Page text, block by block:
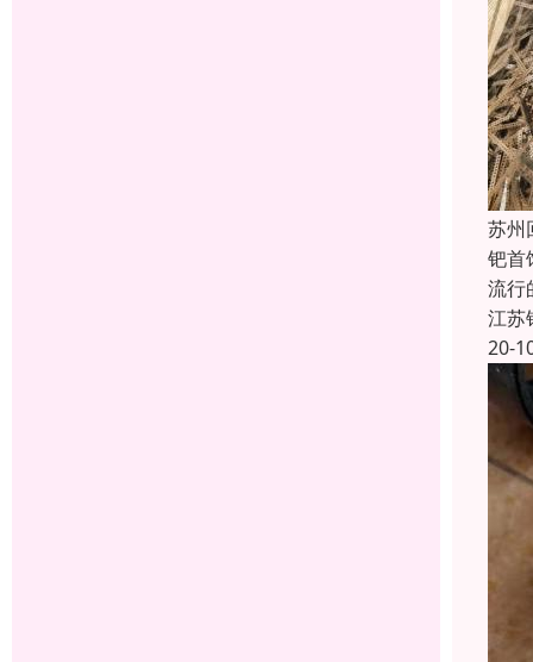
苏州
钯首
流行
江苏
20-